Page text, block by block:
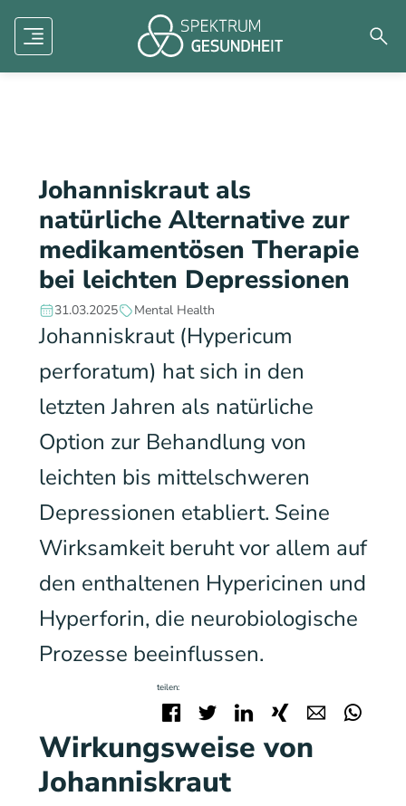
Menü
Human factors Mental Health
Zukunft der Medizin
Forschung
Johanniskraut als
natürliche Alternative zur
medikamentösen Therapie
bei leichten Depressionen
31.03.2025 Mental Health
Johanniskraut (Hypericum
perforatum) hat sich in den
letzten Jahren als natürliche
Option zur Behandlung von
leichten bis mittelschweren
Depressionen etabliert. Seine
Wirksamkeit beruht vor allem auf
den enthaltenen Hypericinen und
Hyperforin, die neurobiologische
Prozesse beeinflussen.
teilen:
FacebookTwitterLinkedIn
Xing E-mail
Wirkungsweise von
Johanniskraut